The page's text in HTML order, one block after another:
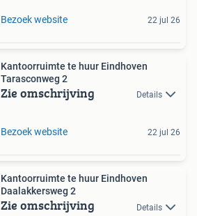
Bezoek website 22 jul 26
Kantoorruimte te huur Eindhoven
Tarasconweg 2
Zie omschrijving Details
Bezoek website 22 jul 26
Kantoorruimte te huur Eindhoven
Daalakkersweg 2
Zie omschrijving Details